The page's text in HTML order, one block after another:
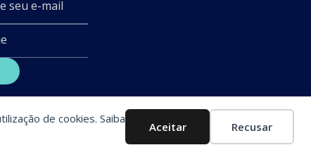
de cookies. Saiba
Aceitar Recusar